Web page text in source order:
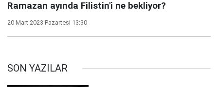
Ramazan ayında Filistin'i ne bekliyor?
20 Mart 2023 Pazartesi 13:30
SON YAZILAR